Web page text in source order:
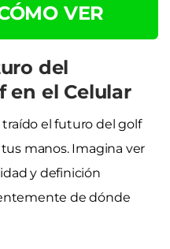
VER
del
en el Celular
el futuro del golf
manos. Imagina ver
y definición
de dónde